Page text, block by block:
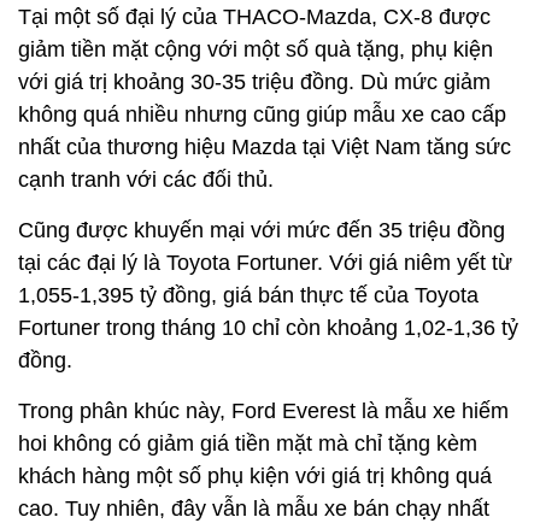
Tại một số đại lý của THACO-Mazda, CX-8 được
giảm tiền mặt cộng với một số quà tặng, phụ kiện
với giá trị khoảng 30-35 triệu đồng. Dù mức giảm
không quá nhiều nhưng cũng giúp mẫu xe cao cấp
nhất của thương hiệu Mazda tại Việt Nam tăng sức
cạnh tranh với các đối thủ.
Cũng được khuyến mại với mức đến 35 triệu đồng
tại các đại lý là Toyota Fortuner. Với giá niêm yết từ
1,055-1,395 tỷ đồng, giá bán thực tế của Toyota
Fortuner trong tháng 10 chỉ còn khoảng 1,02-1,36 tỷ
đồng.
Trong phân khúc này, Ford Everest là mẫu xe hiếm
hoi không có giảm giá tiền mặt mà chỉ tặng kèm
khách hàng một số phụ kiện với giá trị không quá
cao. Tuy nhiên, đây vẫn là mẫu xe bán chạy nhất